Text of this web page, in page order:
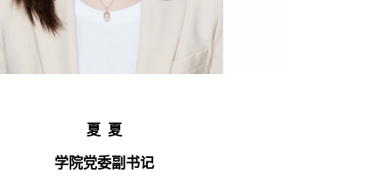
夏 夏
学院党委副书记